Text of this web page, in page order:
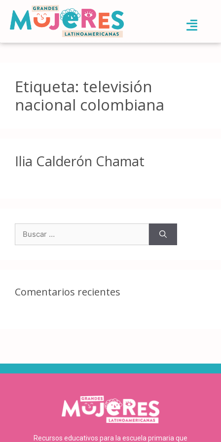
Etiqueta: televisión
nacional colombiana
Ilia Calderón Chamat
Comentarios recientes
Recursos educativos para la escuela primaria que